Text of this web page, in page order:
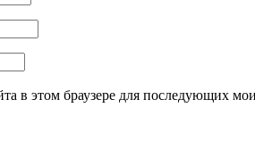
в этом браузере для последующих